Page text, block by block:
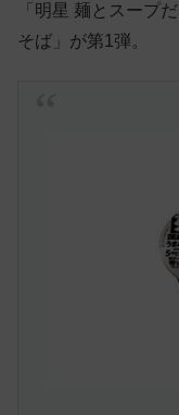
「明星 麺とスープ
そば」が第1弾。